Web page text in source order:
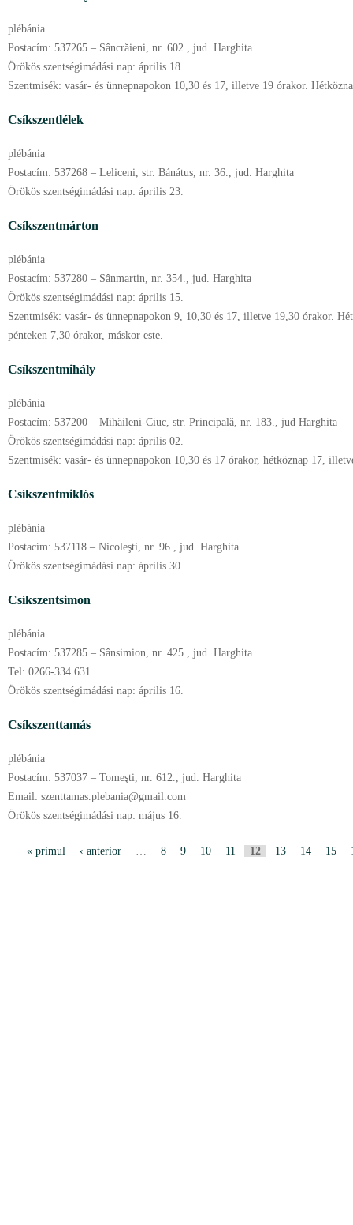
plébánia
Postacím: 537265 – Sâncrăieni, nr. 602., jud. Harghita
Örökös szentségimádási nap: április 18.
Szentmisék: vasár- és ünnepnapokon 10,30 és 17, illetve 19 órakor.
Csíkszentlélek
plébánia
Postacím: 537268 – Leliceni, str. Bánátus, nr. 36., jud. Harghita
Örökös szentségimádási nap: április 23.
Csíkszentmárton
plébánia
Postacím: 537280 – Sânmartin, nr. 354., jud. Harghita
Örökös szentségimádási nap: április 15.
Szentmisék: vasár- és ünnepnapokon 9, 10,30 és 17, illetve 19,30 órakor.
pénteken 7,30 órakor, máskor este.
Csíkszentmihály
plébánia
Postacím: 537200 – Mihăileni-Ciuc, str. Principală, nr. 183., jud Harghita
Örökös szentségimádási nap: április 02.
Szentmisék: vasár- és ünnepnapokon 10,30 és 17 órakor, hétköznap 17,
Csíkszentmiklós
plébánia
Postacím: 537118 – Nicoleşti, nr. 96., jud. Harghita
Örökös szentségimádási nap: április 30.
Csíkszentsimon
plébánia
Postacím: 537285 – Sânsimion, nr. 425., jud. Harghita
Tel: 0266-334.631
Örökös szentségimádási nap: április 16.
Csíkszenttamás
plébánia
Postacím: 537037 – Tomeşti, nr. 612., jud. Harghita
Email: szenttamas.plebania@gmail.com
Örökös szentségimádási nap: május 16.
« primul ‹ anterior 8 9 10 11 12 13 14 15